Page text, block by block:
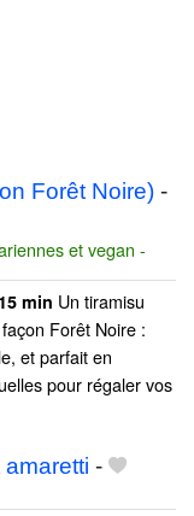
Forêt Noire) -
et vegan -
15 min Un tiramisu
Forêt Noire :
et parfait en
pour régaler vos
-